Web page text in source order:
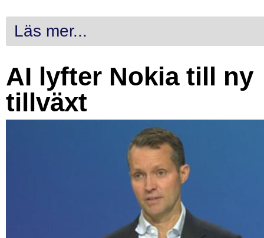
Läs mer...
AI lyfter Nokia till ny
tillväxt